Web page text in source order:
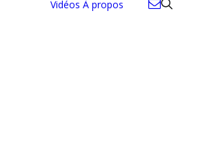
Vidéos À propos